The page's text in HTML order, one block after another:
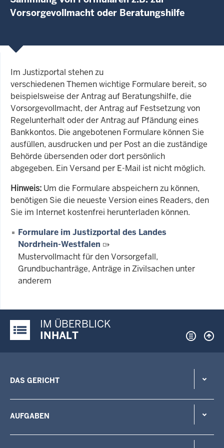
Vorsorgevollmacht oder Beratungshilfe
Im Justizportal stehen zu
verschiedenen Themen wichtige Formulare bereit, so
beispielsweise der Antrag auf Beratungshilfe, die
Vorsorgevollmacht, der Antrag auf Festsetzung von
Regelunterhalt oder der Antrag auf Pfändung eines
Bankkontos. Die angebotenen Formulare können Sie
ausfüllen, ausdrucken und per Post an die zuständige
Behörde übersenden oder dort persönlich
abgegeben. Ein Versand per E-Mail ist nicht möglich.
Hinweis: Um die Formulare abspeichern zu können,
benötigen Sie die neueste Version eines Readers, den
Sie im Internet kostenfrei herunterladen können.
Formulare im Justizportal des Landes
Nordrhein-Westfalen
Mustervollmacht für den Vorsorgefall,
Grundbuchanträge, Anträge in Zivilsachen unter
anderem
Justiz-Portal im Überblick:
IM ÜBERBLICK
INHALT
DAS GERICHT
AUFGABEN